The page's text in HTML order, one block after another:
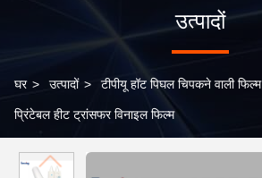
उत्पादों
घर > उत्पादों > टीपीयू हॉट पिघल चिपकने वाली फिल्म
प्रिंटेबल हीट ट्रांसफर विनाइल फिल्म